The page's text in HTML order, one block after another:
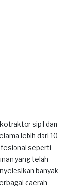
sipil dan
lebih dari 10
seperti
yang telah
banyak
daerah